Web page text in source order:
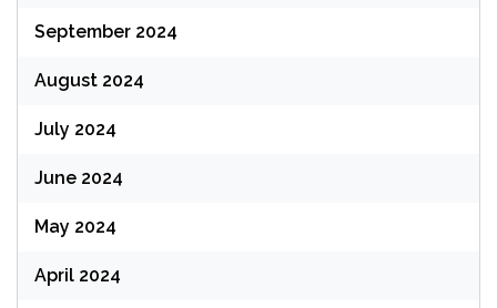
September 2024
August 2024
July 2024
June 2024
May 2024
April 2024